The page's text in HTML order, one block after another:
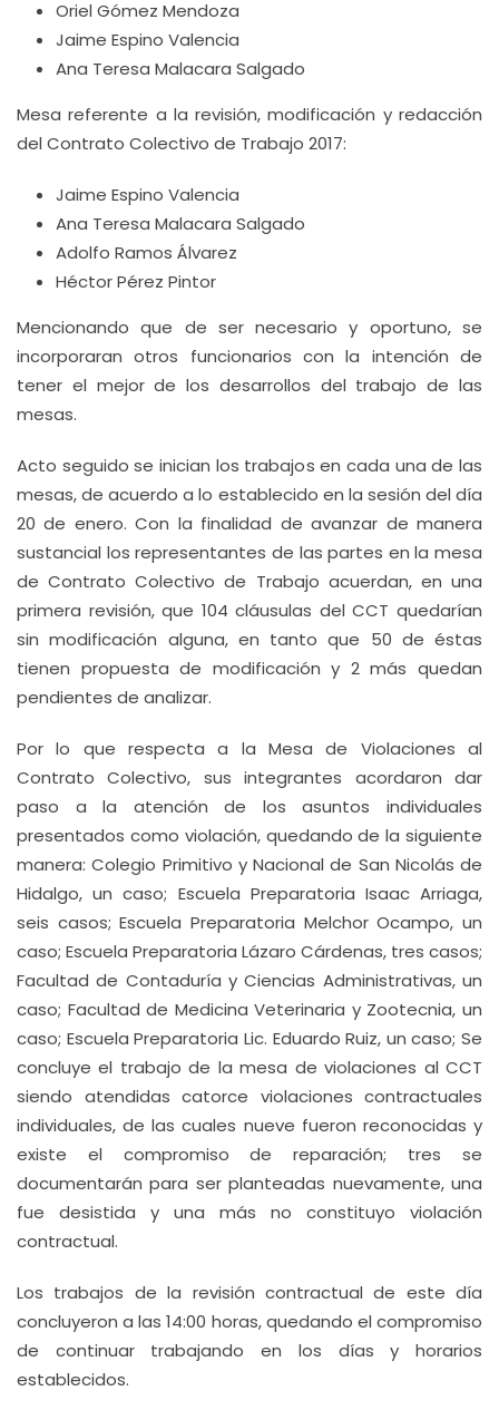
Oriel Gómez Mendoza
Jaime Espino Valencia
Ana Teresa Malacara Salgado
Mesa referente a la revisión, modificación y redacción
del Contrato Colectivo de Trabajo 2017:
Jaime Espino Valencia
Ana Teresa Malacara Salgado
Adolfo Ramos Álvarez
Héctor Pérez Pintor
Mencionando que de ser necesario y oportuno, se
incorporaran otros funcionarios con la intención de
tener el mejor de los desarrollos del trabajo de las
mesas.
Acto seguido se inician los trabajos en cada una de las
mesas, de acuerdo a lo establecido en la sesión del día
20 de enero. Con la finalidad de avanzar de manera
sustancial los representantes de las partes en la mesa
de Contrato Colectivo de Trabajo acuerdan, en una
primera revisión, que 104 cláusulas del CCT quedarían
sin modificación alguna, en tanto que 50 de éstas
tienen propuesta de modificación y 2 más quedan
pendientes de analizar.
Por lo que respecta a la Mesa de Violaciones al
Contrato Colectivo, sus integrantes acordaron dar
paso a la atención de los asuntos individuales
presentados como violación, quedando de la siguiente
manera: Colegio Primitivo y Nacional de San Nicolás de
Hidalgo, un caso; Escuela Preparatoria Isaac Arriaga,
seis casos; Escuela Preparatoria Melchor Ocampo, un
caso; Escuela Preparatoria Lázaro Cárdenas, tres casos;
Facultad de Contaduría y Ciencias Administrativas, un
caso; Facultad de Medicina Veterinaria y Zootecnia, un
caso; Escuela Preparatoria Lic. Eduardo Ruiz, un caso; Se
concluye el trabajo de la mesa de violaciones al CCT
siendo atendidas catorce violaciones contractuales
individuales, de las cuales nueve fueron reconocidas y
existe el compromiso de reparación; tres se
documentarán para ser planteadas nuevamente, una
fue desistida y una más no constituyo violación
contractual.
Los trabajos de la revisión contractual de este día
concluyeron a las 14:00 horas, quedando el compromiso
de continuar trabajando en los días y horarios
establecidos.